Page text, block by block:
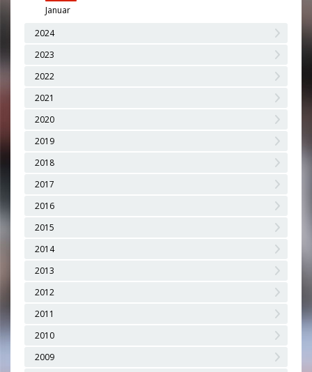
Januar
2024
2023
2022
2021
2020
2019
2018
2017
2016
2015
2014
2013
2012
2011
2010
2009